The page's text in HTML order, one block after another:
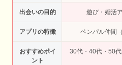
出会いの目的 遊び・婚活
アプリの特徴 ペンパル仲間
おすすめポイ
ント
30代・40代・50